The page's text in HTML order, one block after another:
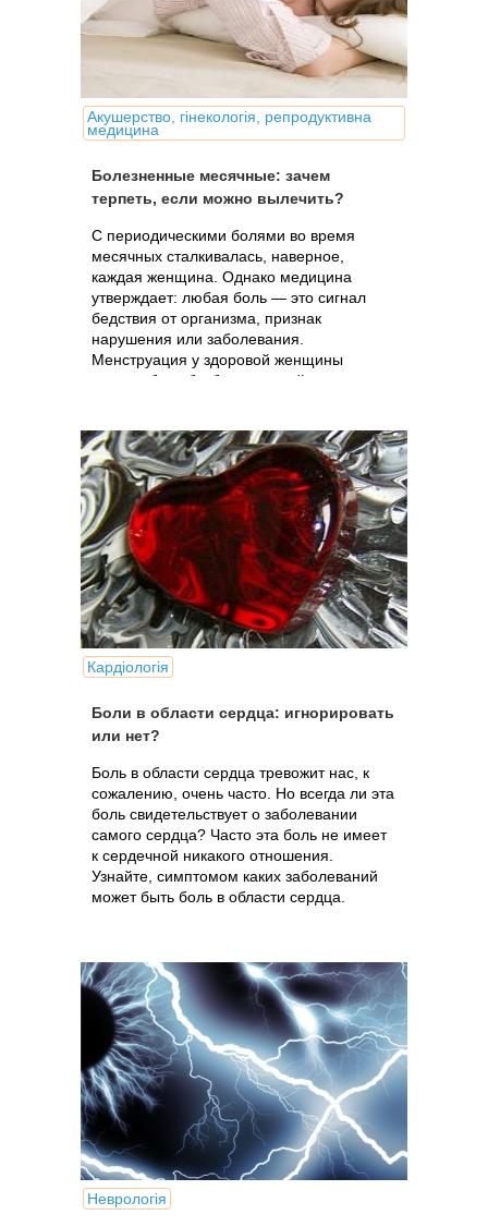
Акушерство, гінекологія, репродуктивна
медицина
Болезненные месячные: зачем
терпеть, если можно вылечить?
С периодическими болями во время
месячных сталкивалась, наверное,
каждая женщина. Однако медицина
утверждает: любая боль — это сигнал
бедствия от организма, признак
нарушения или заболевания.
Менструация у здоровой женщины
должна быть безболезненной.
Кардіологія
Боли в области сердца: игнорировать
или нет?
Боль в области сердца тревожит нас, к
сожалению, очень часто. Но всегда ли эта
боль свидетельствует о заболевании
самого сердца? Часто эта боль не имеет
к сердечной никакого отношения.
Узнайте, симптомом каких заболеваний
может быть боль в области сердца.
Неврологія